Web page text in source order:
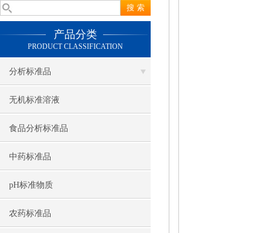
产品分类
PRODUCT CLASSIFICATION
分析标准品
无机标准溶液
食品分析标准品
中药标准品
pH标准物质
农药标准品